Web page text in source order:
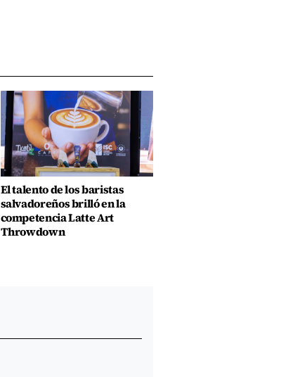
El talento de los baristas
salvadoreños brilló en la
competencia Latte Art
Throwdown